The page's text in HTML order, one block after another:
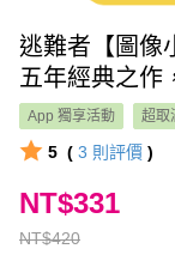
逃難者【圖像
五年經典之作
App 獨享活動 超取
5 ( 3 則評價 )
NT$420
NT$331